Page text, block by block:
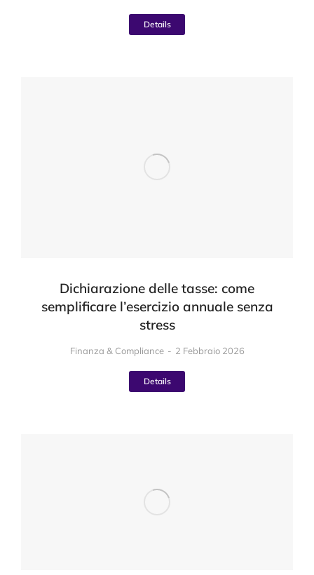
Details
Dichiarazione delle tasse: come
semplificare l’esercizio annuale senza
stress
Finanza & Compliance 2 Febbraio 2026
Details